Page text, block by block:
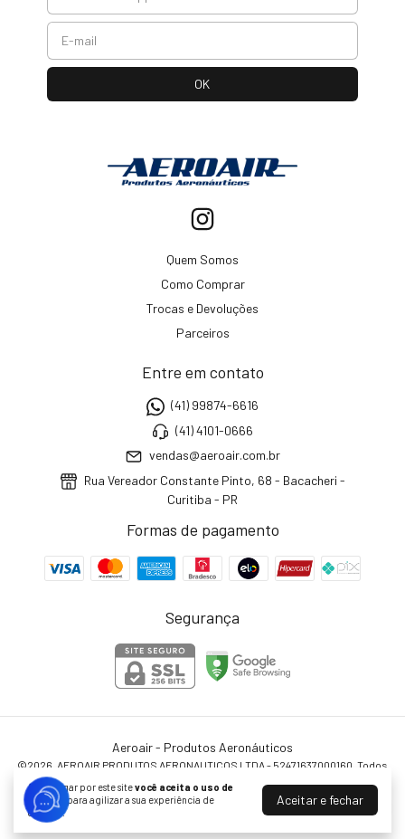
Ao navegar por este sitevocê aceita o uso de
cookies
para agilizar a sua experiência de
compra.
Aceitar e fechar
Quem Somos
Como Comprar
Trocas e Devoluções
Parceiros
Entre em contato
(41) 99874-6616
(41) 4101-0666
vendas@aeroair.com.br
Rua Vereador Constante Pinto, 68 - Bacacheri -
Curitiba - PR
Formas de pagamento
Segurança
Aeroair - Produtos Aeronáuticos
©2026. AEROAIR PRODUTOS AERONAUTICOS LTDA - 52471637000160. Todos